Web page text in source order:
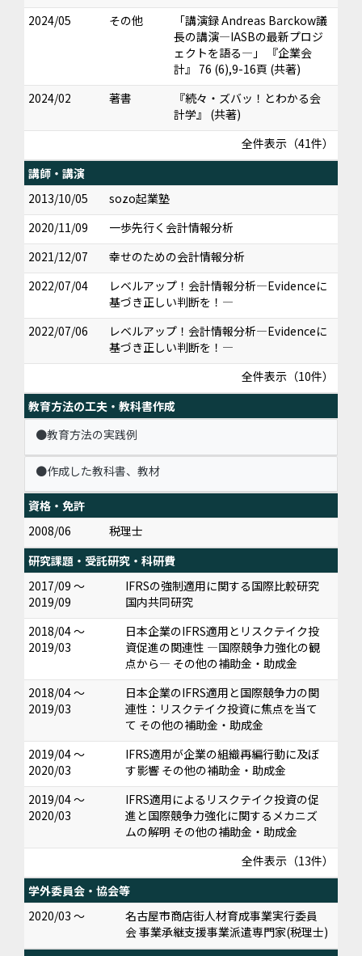
2024/05
その他
「講演録 Andreas Barckow議
長の講演―IASBの最新プロジ
ェクトを語る―」 『企業会
計』 76 (6),9-16頁 (共著)
2024/02
著書
『続々・ズバッ！とわかる会
計学』 (共著)
全件表示（41件）
講師・講演
2013/10/05
sozo起業塾
2020/11/09
一歩先行く会計情報分析
2021/12/07
幸せのための会計情報分析
2022/07/04
レベルアップ！会計情報分析―Evidenceに
基づき正しい判断を！―
2022/07/06
レベルアップ！会計情報分析―Evidenceに
基づき正しい判断を！―
全件表示（10件）
教育方法の工夫・教科書作成
●教育方法の実践例
●作成した教科書、教材
資格・免許
2008/06
税理士
研究課題・受託研究・科研費
2017/09 ～
2019/09
IFRSの強制適用に関する国際比較研究
国内共同研究
2018/04 ～
2019/03
日本企業のIFRS適用とリスクテイク投
資促進の関連性 ―国際競争力強化の観
点から― その他の補助金・助成金
2018/04 ～
2019/03
日本企業のIFRS適用と国際競争力の関
連性：リスクテイク投資に焦点を当て
て その他の補助金・助成金
2019/04 ～
2020/03
IFRS適用が企業の組織再編行動に及ぼ
す影響 その他の補助金・助成金
2019/04 ～
2020/03
IFRS適用によるリスクテイク投資の促
進と国際競争力強化に関するメカニズ
ムの解明 その他の補助金・助成金
全件表示（13件）
学外委員会・協会等
2020/03 ～
名古屋市商店街人材育成事業実行委員
会 事業承継支援事業派遣専門家(税理士)